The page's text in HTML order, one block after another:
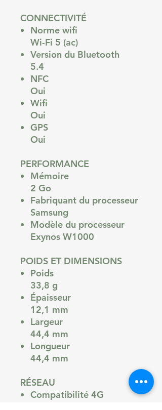
CONNECTIVITÉ
Norme wifi
Wi-Fi 5 (ac)
Version du Bluetooth
5.4
NFC
Oui
Wifi
Oui
GPS
Oui
PERFORMANCE
Mémoire
2 Go
Fabriquant du processeur
Samsung
Modèle du processeur
Exynos W1000
POIDS ET DIMENSIONS
Poids
33,8 g
Épaisseur
12,1 mm
Largeur
44,4 mm
Longueur
44,4 mm
RÉSEAU
Compatibilité 4G